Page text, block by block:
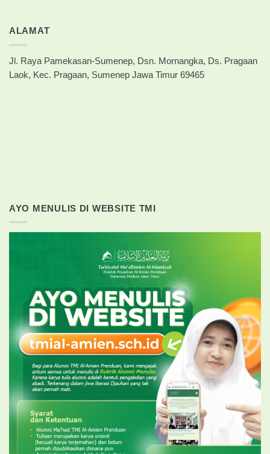
ALAMAT
Jl. Raya Pamekasan-Sumenep, Dsn. Mornangka, Ds. Pragaan
Laok, Kec. Pragaan, Sumenep Jawa Timur 69465
AYO MENULIS DI WEBSITE TMI